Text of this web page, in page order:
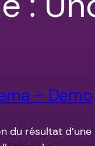
– Demo
du résultat d’une